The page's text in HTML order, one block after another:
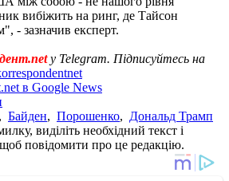
вибіжить на ринг, де Тайсон
- зазначив експерт.
у Telegram. Підписуйтесь на
в Google News
, Байден, Порошенко, Дональд Трамп
виділіть необхідний текст і
повідомити про це редакцію.